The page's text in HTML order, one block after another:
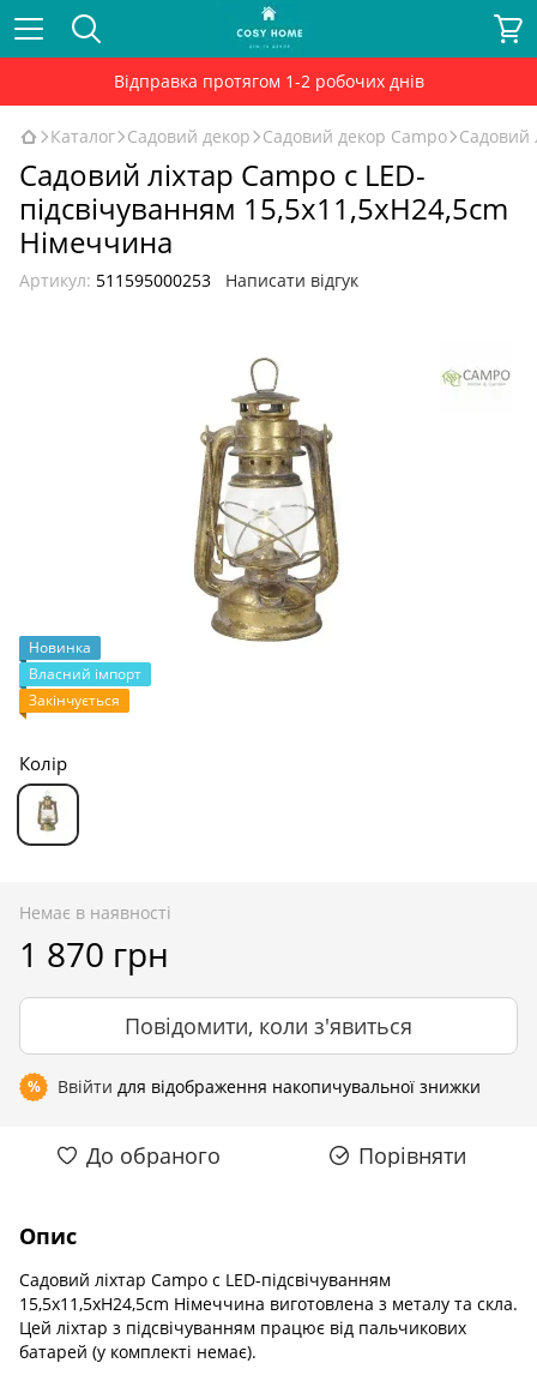
Відправка протягом 1-2 робочих днів
Каталог Садовий декор Садовий декор Campo Садовий
Садовий ліхтар Сampo c LED-
підсвічуванням 15,5x11,5xH24,5cm
Німеччина
Артикул: 511595000253 Написати відгук
Новинка
Власний імпорт
Закінчується
Колір
Немає в наявності
1 870 грн
Повідомити, коли з'явиться
% Ввійти для відображення накопичувальної знижки
До обраного Порівняти
Опис
Садовий ліхтар Сampo c LED-підсвічуванням
15,5x11,5xH24,5cm Німеччина виготовлена з металу та скла.
Цей ліхтар з підсвічуванням працює від пальчикових
батарей (у комплекті немає).